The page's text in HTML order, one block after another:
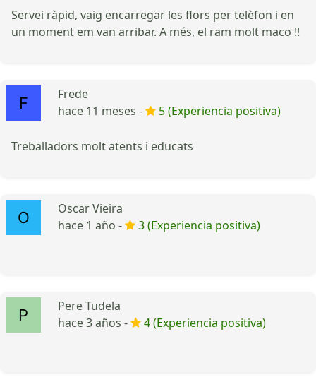
Servei ràpid, vaig encarregar les flors per telèfon i en
un moment em van arribar. A més, el ram molt maco !!
Frede
hace 11 meses -
5 (Experiencia positiva)
Treballadors molt atents i educats
Oscar Vieira
hace 1 año -
3 (Experiencia positiva)
Pere Tudela
hace 3 años -
4 (Experiencia positiva)